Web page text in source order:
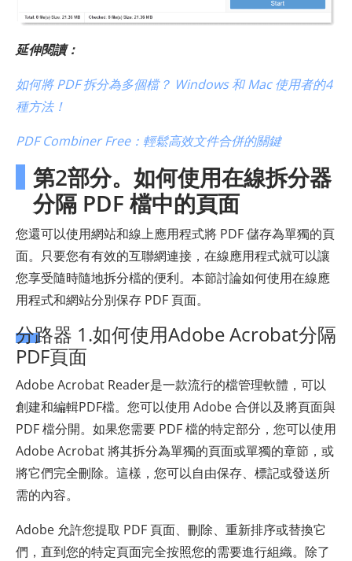
延伸閱讀：
如何將 PDF 拆分為多個檔？ Windows 和 Mac 使用者的4
種方法！
PDF Combiner Free：輕鬆高效文件合併的關鍵
第2部分。如何使用在線拆分器
分隔 PDF 檔中的頁面
您還可以使用網站和線上應用程式將 PDF 儲存為單獨的頁
面。只要您有有效的互聯網連接，在線應用程式就可以讓
您享受隨時隨地拆分檔的便利。本節討論如何使用在線應
用程式和網站分別保存 PDF 頁面。
分路器 1.如何使用Adobe Acrobat分隔
PDF頁面
Adobe Acrobat Reader是一款流行的檔管理軟體，可以
創建和編輯PDF檔。您可以使用 Adobe 合併以及將頁面與
PDF 檔分開。如果您需要 PDF 檔的特定部分，您可以使用
Adobe Acrobat 將其拆分為單獨的頁面或單獨的章節，或
將它們完全刪除。這樣，您可以自由保存、標記或發送所
需的內容。
Adobe 允許您提取 PDF 頁面、刪除、重新排序或替換它
們，直到您的特定頁面完全按照您的需要進行組織。除了